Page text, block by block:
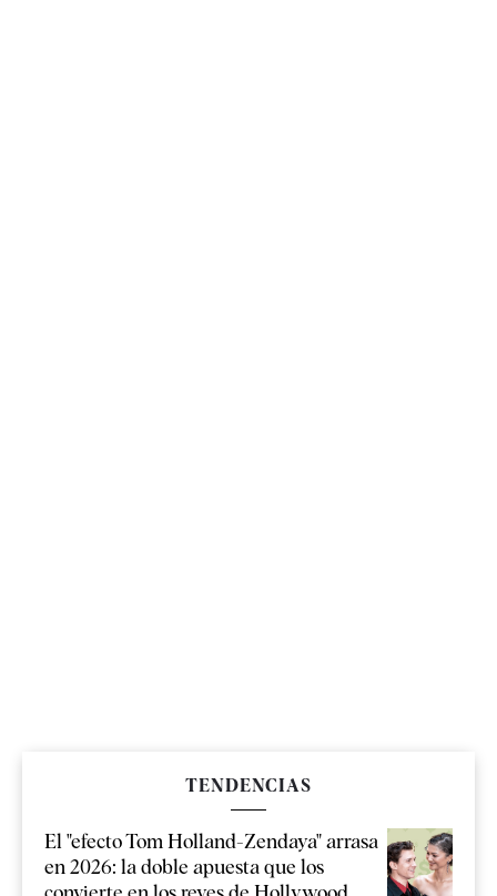
TENDENCIAS
El "efecto Tom Holland-Zendaya" arrasa
en 2026: la doble apuesta que los